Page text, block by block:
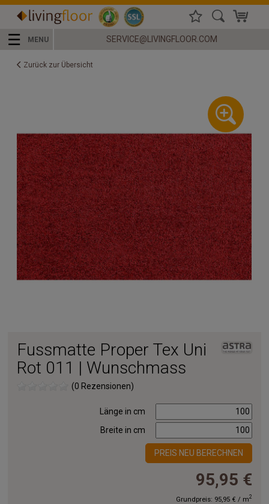
☰ MENU SERVICE@LIVINGFLOOR.COM
Zurück zur Übersicht
Fussmatte Proper Tex Uni
Rot 011 | Wunschmass
(0 Rezensionen)
Länge in cm
Breite in cm
PREIS NEU BERECHNEN
95,95 €
Grundpreis: 95,95 € / m2